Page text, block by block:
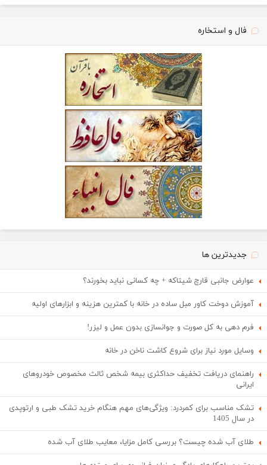
فال و استخاره
جدیدترین ها
عوارض جانبی قارچ شیتاکه + چه کسانی نباید بخورند؟
آموزش دوخت کاور مبل ساده در خانه با کمترین هزینه و ابزارهای اولیه
فرم دهی به کل صورت و جوانسازی بدون عمل و لیزر!
وسایل مورد نیاز برای شروع کاشت ناخن در خانه
راهنمای دریافت تخفیف حداکثری بیمه شخص ثالث مخصوص خودروهای
ایرانی
تشک مناسب برای کمردرد: ویژگی‌های مهم هنگام خرید تشک طبی و ارتوپدی
در سال 1405
طلای آب شده چیست؟ بررسی کامل مزایا، معایب طلای آب شده